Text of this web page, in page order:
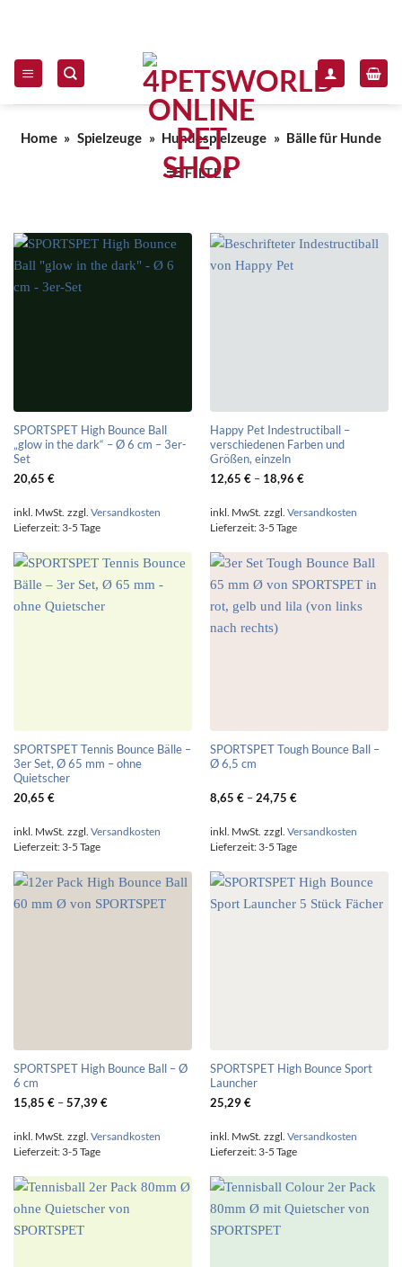
Home » Spielzeuge » Hundespielzeuge » Bälle für Hunde
FILTER
SPORTSPET High Bounce Ball
„glow in the dark“ – Ø 6 cm – 3er-
Set
20,65 €
inkl. MwSt. zzgl. Versandkosten
Lieferzeit: 3-5 Tage
Happy Pet Indestructiball –
verschiedenen Farben und
Größen, einzeln
12,65 €– 18,96 €
inkl. MwSt. zzgl. Versandkosten
Lieferzeit: 3-5 Tage
SPORTSPET Tennis Bounce Bälle –
3er Set, Ø 65 mm – ohne
Quietscher
20,65 €
inkl. MwSt. zzgl. Versandkosten
Lieferzeit: 3-5 Tage
SPORTSPET Tough Bounce Ball –
Ø 6,5 cm
8,65 €–24,75 €
inkl. MwSt. zzgl. Versandkosten
Lieferzeit: 3-5 Tage
SPORTSPET High Bounce Ball – Ø
6 cm
15,85 €–57,39€
inkl. MwSt. zzgl. Versandkosten
Lieferzeit: 3-5 Tage
SPORTSPET High Bounce Sport
Launcher
25,29€
inkl. MwSt. zzgl. Versandkosten
Lieferzeit: 3-5 Tage